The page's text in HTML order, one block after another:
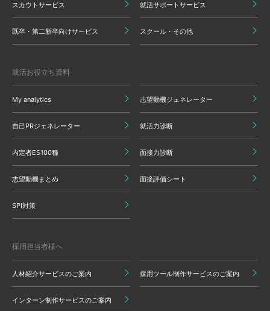
スカウトサービス 就活サポートサービス
既卒・第二新卒向けサービス スクール・その他
就活お役立ち資料
My analytics 志望動機ジェネレーター
自己PRジェネレーター 就活力診断
内定者ES100種 面接力診断
志望動機まとめ 面接評価シート
SPI対策
採用担当者様へ
人材紹介サービスのご案内 採用ツール制作サービスのご案内
インターン制作サービスのご案内